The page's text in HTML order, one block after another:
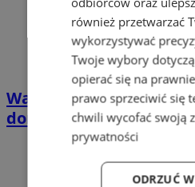
Wakacyjny
domkach
również przetwarzać
wykorzystywać
Twoje wybory
opierać się na
prawo sprzeciwić się
chwili wycofać swoją
prywatności
ODRZUĆ